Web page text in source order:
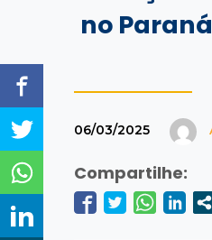
no Paraná
06/03/2025
Compartilhe: